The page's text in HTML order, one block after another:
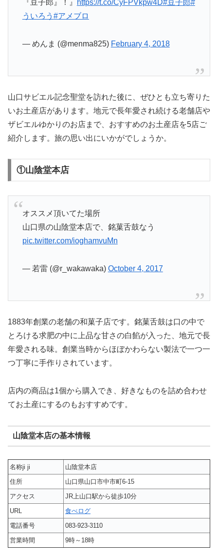
『豆子郎』！』 https://t.co/CyFPVkpw4D#豆子郎#
ういろう #アメブロ
— めんま (@menma825) February 4, 2018
山口サビエル記念聖堂を訪れた後に、ぜひとも立ち寄りた
いお土産店があります。地元で長年愛され続ける老舗店や
ザビエルゆかりのお店まで、おすすめのお土産店を5店ご
紹介します。旅の思い出にいかがでしょうか。
①山陰堂本店
オススメ頂いてた場所
山口県の山陰堂本店で、銘菓舌鼓なう
pic.twitter.com/ioghamvuMn
— 若雷 (@r_wakawaka) October 4, 2017
1883年創業の老舗の和菓子店です。銘菓舌鼓は口の中で
とろける求肥の中に上品な甘さの白餡が入った、地元で長
年愛される味。創業当時からほぼかわらない製法で一つ一
つ丁寧に手作りされています。
店内の商品は1個から購入でき、好きなものを詰め合わせ
てお土産にするのもおすすめです。
山陰堂本店の基本情報
名称ji ji
山陰堂本店
住所
山口県山口市中市町6-15
アクセス
JR上山口駅から徒歩10分
URL
食べログ
電話番号
083-923-3110
営業時間
9時～18時